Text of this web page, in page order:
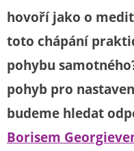
hovoří jako o
toto chápání
pohybu
pohyb pro
budeme hledat
Borisem